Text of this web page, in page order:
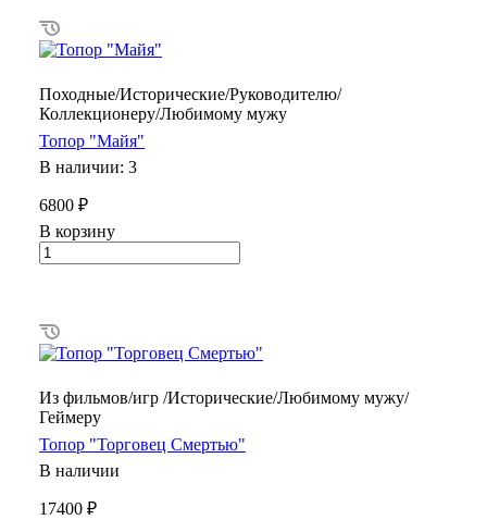
Походные/Исторические/Руководителю/
Коллекционеру/Любимому мужу
Топор "Майя"
В наличии: 3
6800 ₽
В корзину
Из фильмов/игр /Исторические/Любимому мужу/
Геймеру
Топор "Торговец Смертью"
В наличии
17400 ₽